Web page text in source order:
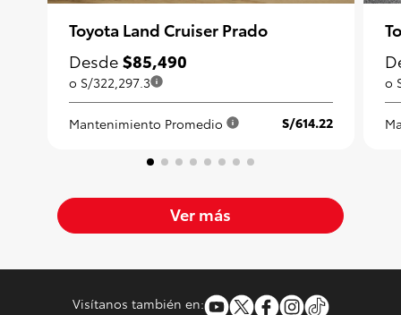
Toyota Land Cruiser Prado
Desde $85,490
o S/322,297.3
Mantenimiento Promedio S/614.22
o
Ver más
Visítanos también en: